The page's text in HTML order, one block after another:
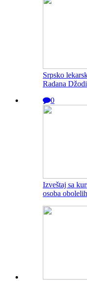
Srpsko
Radana
0
Izveštaj sa
osoba